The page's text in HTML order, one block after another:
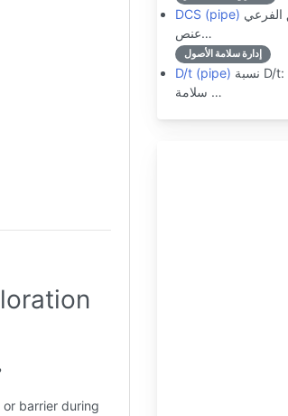
barrier during
DCS (pipe)
عنص…
إدارة سلامة الأصول
D/t (pipe)
سلامة …